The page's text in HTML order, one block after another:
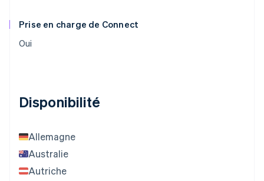
Prise en charge de Connect
Oui
Disponibilité
Allemagne
Australie
Autriche